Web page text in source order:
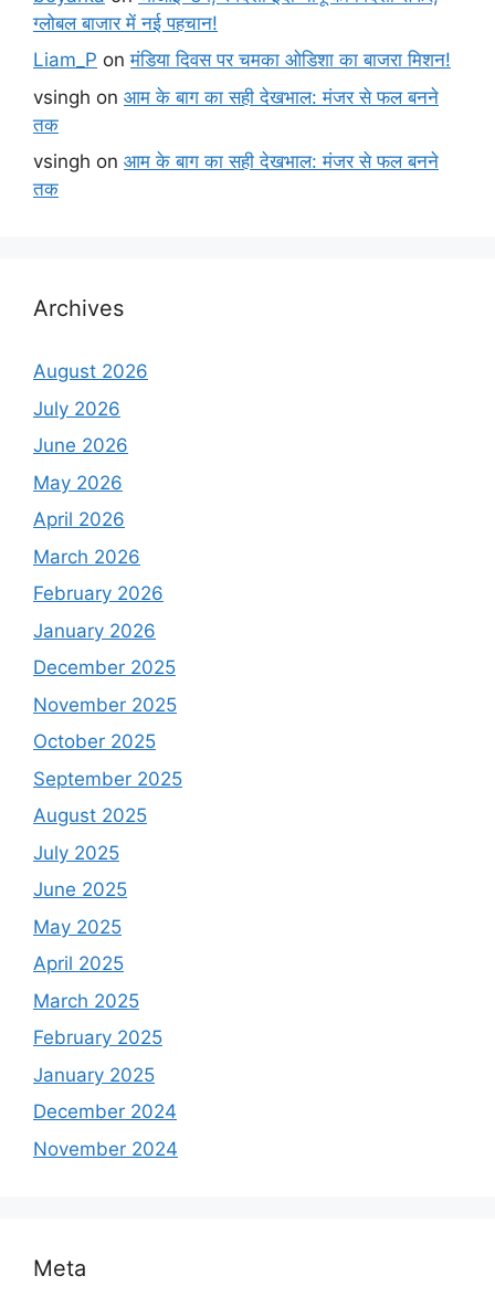
ग्लोबल बाजार में नई पहचान!
Liam_P onमंडिया दिवस पर चमका ओडिशा का बाजरा मिशन!
vsingh on आम के बाग का सही देखभाल: मंजर से फल बनने
तक
vsingh on आम के बाग का सही देखभाल: मंजर से फल बनने
तक
Archives
August 2026
July 2026
June 2026
May 2026
April 2026
March 2026
February 2026
January 2026
December 2025
November 2025
October 2025
September 2025
August 2025
July 2025
June 2025
May 2025
April 2025
March 2025
February 2025
January 2025
December 2024
November 2024
Meta